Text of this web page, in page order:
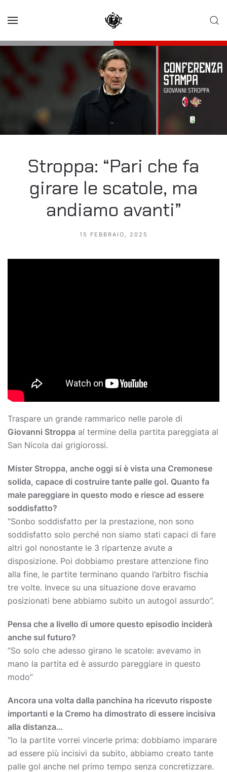
Stroppa: “Pari che fa
girare le scatole, ma
andiamo avanti”
15 FEBBRAIO, 2025
Traspare un grande rammarico nelle parole di
Giovanni Stroppa al termine della partita pareggiata al
San Nicola dai grigiorossi.
Mister Stroppa, anche oggi si è vista una Cremonese
solida, capace di costruire tante palle gol. Quanto fa
male pareggiare in questo modo e riesce ad essere
soddisfatto?
“Sonbo soddisfatto per la prestazione, non sono
soddisfatto solo perché non siamo stati capaci di fare
altri gol nonostante le 3 ripartenze avute a
disposizione. Poi dobbiamo prestare attenzione fino
alla fine, le partite terminano quando l’arbitro fischia
tre volte. Invece su una situazione dove eravamo
posizionati bene abbiamo subito un autogol assurdo”.
Pensa che a livello di umore questo episodio inciderà
anche sul futuro?
“So solo che adesso girano le scatole: avevamo in
mano la partita ed è assurdo pareggiare in questo
modo”
Ancora una volta dalla panchina ha ricevuto risposte
importanti e la Cremo ha dimostrato di essere incisiva
alla distanza…
“Io la partite vorrei vincerle prima: dobbiamo imparare
ad essere più incisivi da subito, abbiamo creato tante
palle gol anche nel primo tempo senza concretizzare.